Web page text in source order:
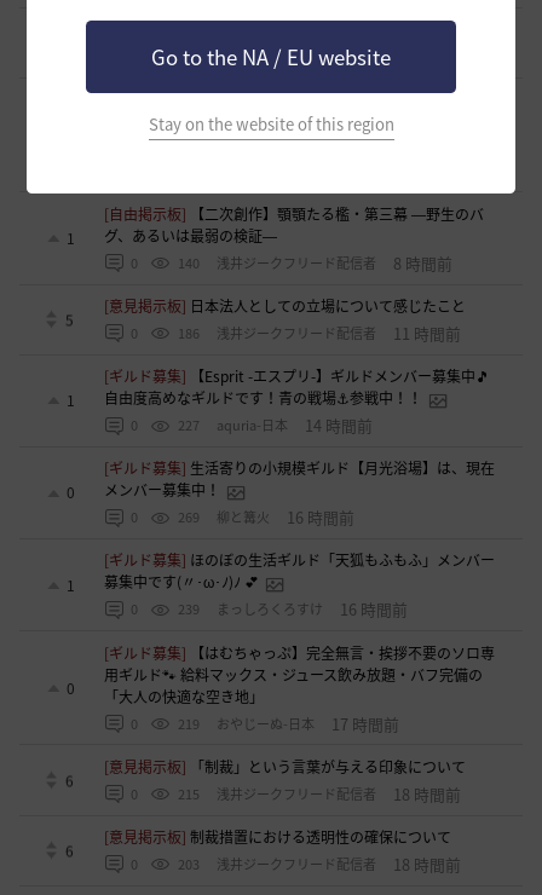
Go to the NA / EU website
Stay on the website of this region
ギルド アルストロメリア メンバー募集です
56 フォンバルト 4 時間前
[ギルド募集]ギルチャ完全無言推奨・ソロ向けギルド「スト
レイキャッツ」メンバー募集（ギルドボス有・スキル目当て
1
[自由掲示板]
【二次創作】顎顎たる檻・第三幕 ―野生のバ
グ、あるいは最弱の検証―
0 140 浅井ジークフリード配信者 8 時間前
5
[意見掲示板] 日本法人としての立場について感じたこと
0 186 浅井ジークフリード配信者 11 時間前
1
[ギルド募集]
【Esprit -エスプリ-】ギルドメンバー募集中🎵
自由度高めなギルドです！青の戦場⚓参戦中！！
0 227 aquria-日本 14 時間前
0
[ギルド募集] 生活寄りの小規模ギルド【月光浴場】は、現在
メンバー募集中！
0 269 柳と篝火 16 時間前
1
[ギルド募集] ほのぼの生活ギルド「天狐もふもふ」メンバー
募集中です(〃･ω･ﾉ)ﾉ 💕
0 239 まっしろくろすけ 16 時間前
0
[ギルド募集]
【はむちゃっぷ】完全無言・挨拶不要のソロ専
用ギルド🐾 給料マックス・ジュース飲み放題・バフ完備の
「大人の快適な空き地」
0 219 おやじーぬ-日本 17 時間前
6
[意見掲示板] 「制裁」という言葉が与える印象について
0 215 浅井ジークフリード配信者 18 時間前
6
[意見掲示板]制裁措置における透明性の確保について
0 203 浅井ジークフリード配信者 18 時間前